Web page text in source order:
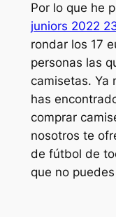
Por lo que he
juniors 2022
rondar los 17
personas las
camisetas. Ya
has
comprar
nosotros te
de fútbol de
que no